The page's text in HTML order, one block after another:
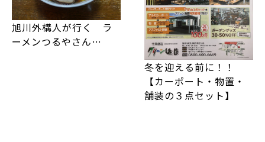
旭川外構人が行く ラ
ーメンつるやさん…
冬を迎える前に！！
【カーポート・物置・
舗装の３点セット】